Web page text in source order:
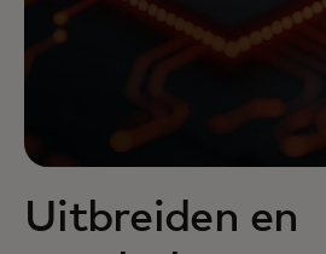
Uitbreiden en